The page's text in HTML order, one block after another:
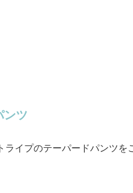
ンツ
イプのテーパードパンツを